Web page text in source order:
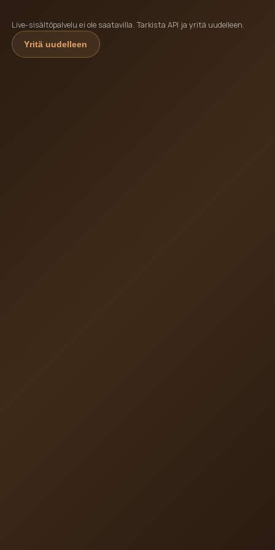
Live-sisältöpalvelu ei ole saatavilla. Tarkista API ja yritä uudelleen.
Yritä uudelleen